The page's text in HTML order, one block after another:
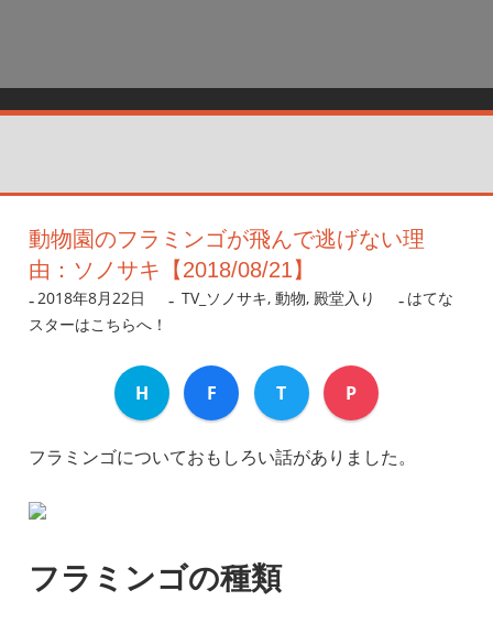
動物園のフラミンゴが飛んで逃げない理
由：ソノサキ【2018/08/21】
2018年8月22日 nanigoto
TV_ソノサキ, 動物, 殿堂入り
はてな
スターはこちらへ！
H F T P
フラミンゴについておもしろい話がありました。
フラミンゴの種類